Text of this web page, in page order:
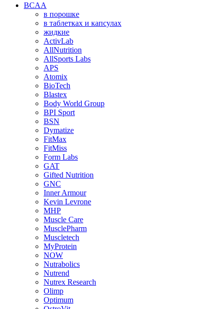
BCAA
в порошке
в таблетках и капсулах
жидкие
ActivLab
AllNutrition
AllSports Labs
APS
Atomix
BioTech
Blastex
Body World Group
BPI Sport
BSN
Dymatize
FitMax
FitMiss
Form Labs
GAT
Gifted Nutrition
GNC
Inner Armour
Kevin Levrone
MHP
Muscle Care
MusclePharm
Muscletech
MyProtein
NOW
Nutrabolics
Nutrend
Nutrex Research
Olimp
Optimum